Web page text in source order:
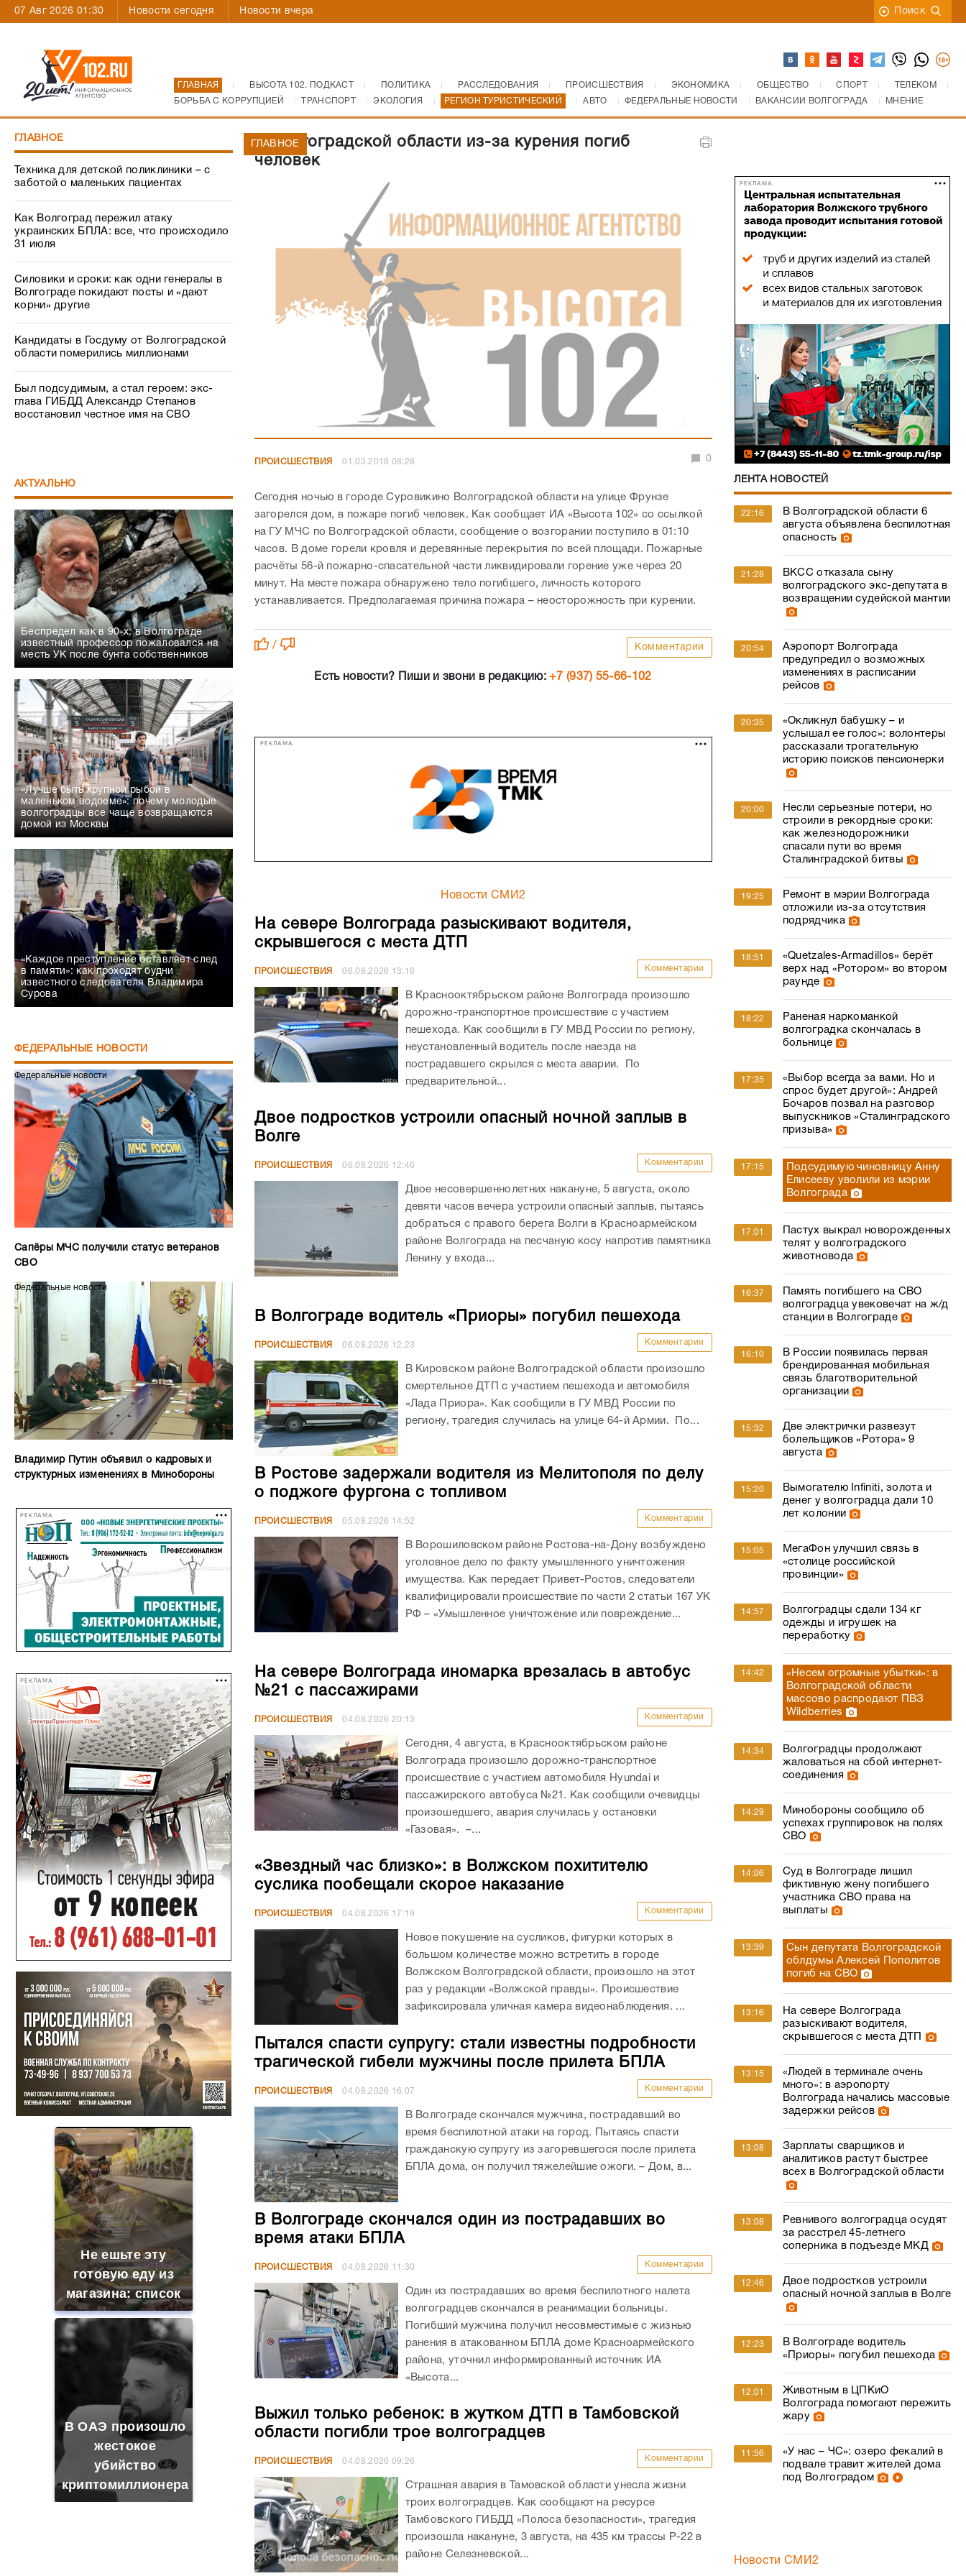
07 Авг 2026 01:30 Новости сегодня Новости вчера Поиск
ГЛАВНАЯ ВЫСОТА 102. ПОДКАСТ ПОЛИТИКА РАССЛЕДОВАНИЯ ПРОИСШЕСТВИЯ ЭКОНОМИКА ОБЩЕСТВО СПОРТ
ТЕЛЕКОМ
БОРЬБА С КОРРУПЦИЕЙ
ТРАНСПОРТ ЭКОЛОГИЯ РЕГИОН ТУРИСТИЧЕСКИЙ АВТО ФЕДЕРАЛЬНЫЕ НОВОСТИ ВАКАНСИИ ВОЛГОГРАДА МНЕНИЕ
ГЛАВНОЕ
Техника для детской поликлиники – с
заботой о маленьких пациентах
Как Волгоград пережил атаку
украинских БПЛА: все, что происходило
31 июля
Силовики и сроки: как одни генералы в
Волгограде покидают посты и «дают
корни» другие
Кандидаты в Госдуму от Волгоградской
области померились миллионами
Был подсудимым, а стал героем: экс-
глава ГИБДД Александр Степанов
восстановил честное имя на СВО
АКТУАЛЬНО
Беспредел как в 90-х: в Волгограде
известный профессор пожаловался на
месть УК после бунта собственников
«Лучше быть крупной рыбой в
маленьком водоеме»: почему молодые
волгоградцы все чаще возвращаются
домой из Москвы
«Каждое преступление оставляет след
в памяти»: как проходят будни
известного следователя Владимира
Сурова
ФЕДЕРАЛЬНЫЕ НОВОСТИ
Федеральные новости
Сапёры МЧС получили статус ветеранов
СВО
Федеральные новости
Владимир Путин объявил о кадровых и
структурных изменениях в Минобороны
РЕКЛАМА
РЕКЛАМА
Не ешьте эту
готовую еду из
магазина: список
В ОАЭ произошло
жестокое
убийство
криптомиллионера
В Волгоградской области из-за курения погиб
человек
ГЛАВНОЕ
ПРОИСШЕСТВИЯ 01.03.2018 08:28 0
Сегодня ночью в городе Суровикино Волгоградской области на улице Фрунзе
загорелся дом, в пожаре погиб человек. Как сообщает ИА «Высота 102» со ссылкой
на ГУ МЧС по Волгоградской области, сообщение о возгорании поступило в 01:10
часов. В доме горели кровля и деревянные перекрытия по всей площади. Пожарные
расчёты 56-й пожарно-спасательной части ликвидировали горение уже через 20
минут. На месте пожара обнаружено тело погибшего, личность которого
устанавливается. Предполагаемая причина пожара – неосторожность при курении.
/ Комментарии
Есть новости? Пиши и звони в редакцию:+7 (937) 55-66-102
РЕКЛАМА
Новости СМИ2
На севере Волгограда разыскивают водителя,
скрывшегося с места ДТП
ПРОИСШЕСТВИЯ 06.08.2026 13:16 Комментарии
В Краснооктябрьском районе Волгограда произошло
дорожно-транспортное происшествие с участием
пешехода. Как сообщили в ГУ МВД России по региону,
неустановленный водитель после наезда на
пострадавшего скрылся с места аварии. По
предварительной...
Двое подростков устроили опасный ночной заплыв в
Волге
ПРОИСШЕСТВИЯ 06.08.2026 12:46 Комментарии
Двое несовершеннолетних накануне, 5 августа, около
девяти часов вечера устроили опасный заплыв, пытаясь
добраться с правого берега Волги в Красноармейском
районе Волгограда на песчаную косу напротив памятника
Ленину у входа...
В Волгограде водитель «Приоры» погубил пешехода
ПРОИСШЕСТВИЯ 06.08.2026 12:23 Комментарии
В Кировском районе Волгоградской области произошло
смертельное ДТП с участием пешехода и автомобиля
«Лада Приора». Как сообщили в ГУ МВД России по
региону, трагедия случилась на улице 64-й Армии. По...
В Ростове задержали водителя из Мелитополя по делу
о поджоге фургона с топливом
ПРОИСШЕСТВИЯ 05.08.2026 14:52 Комментарии
В Ворошиловском районе Ростова-на-Дону возбуждено
уголовное дело по факту умышленного уничтожения
имущества. Как передает Привет-Ростов, следователи
квалифицировали происшествие по части 2 статьи 167 УК
РФ – «Умышленное уничтожение или повреждение...
На севере Волгограда иномарка врезалась в автобус
№21 с пассажирами
ПРОИСШЕСТВИЯ 04.08.2026 20:13 Комментарии
Сегодня, 4 августа, в Краснооктябрьском районе
Волгограда произошло дорожно-транспортное
происшествие с участием автомобиля Hyundai и
пассажирского автобуса №21. Как сообщили очевидцы
произошедшего, авария случилась у остановки
«Газовая». –...
«Звездный час близко»: в Волжском похитителю
суслика пообещали скорое наказание
ПРОИСШЕСТВИЯ 04.08.2026 17:19 Комментарии
Новое покушение на сусликов, фигурки которых в
большом количестве можно встретить в городе
Волжском Волгоградской области, произошло на этот
раз у редакции «Волжской правды». Происшествие
зафиксировала уличная камера видеонаблюдения. ...
Пытался спасти супругу: стали известны подробности
трагической гибели мужчины после прилета БПЛА
ПРОИСШЕСТВИЯ 04.08.2026 16:07 Комментарии
В Волгограде скончался мужчина, пострадавший во
время беспилотной атаки на город. Пытаясь спасти
гражданскую супругу из загоревшегося после прилета
БПЛА дома, он получил тяжелейшие ожоги. – Дом, в...
В Волгограде скончался один из пострадавших во
время атаки БПЛА
ПРОИСШЕСТВИЯ 04.08.2026 11:30 Комментарии
Один из пострадавших во время беспилотного налета
волгоградцев скончался в реанимации больницы.
Погибший мужчина получил несовместимые с жизнью
ранения в атакованном БПЛА доме Красноармейского
района, уточнил информированный источник ИА
«Высота...
Выжил только ребенок: в жутком ДТП в Тамбовской
области погибли трое волгоградцев
ПРОИСШЕСТВИЯ 04.08.2026 09:26 Комментарии
Страшная авария в Тамовской области унесла жизни
троих волгоградцев. Как сообщают на ресурсе
Тамбовского ГИБДД «Полоса безопасности», трагедия
произошла накануне, 3 августа, на 435 км трассы Р-22 в
районе Селезневской...
РЕКЛАМА
ЛЕНТА НОВОСТЕЙ
22:16
В Волгоградской области 6
августа объявлена беспилотная
опасность
21:28
ВКСС отказала сыну
волгоградского экс-депутата в
возвращении судейской мантии
20:54
Аэропорт Волгограда
предупредил о возможных
изменениях в расписании
рейсов
20:35
«Окликнул бабушку – и
услышал ее голос»: волонтеры
рассказали трогательную
историю поисков пенсионерки
20:00
Несли серьезные потери, но
строили в рекордные сроки:
как железнодорожники
спасали пути во время
Сталинградской битвы
19:25
Ремонт в мэрии Волгограда
отложили из-за отсутствия
подрядчика
18:51
«Quetzales‑Armadillos» берёт
верх над «Ротором» во втором
раунде
18:22
Раненая наркоманкой
волгоградка скончалась в
больнице
17:35
«Выбор всегда за вами. Но и
спрос будет другой»: Андрей
Бочаров позвал на разговор
выпускников «Сталинградского
призыва»
17:15
Подсудимую чиновницу Анну
Елисееву уволили из мэрии
Волгограда
17:01
Пастух выкрал новорожденных
телят у волгоградского
животновода
16:37
Память погибшего на СВО
волгоградца увековечат на ж/д
станции в Волгограде
16:10
В России появилась первая
брендированная мобильная
связь благотворительной
организации
15:32
Две электрички развезут
болельщиков «Ротора» 9
августа
15:20
Вымогателю Infiniti, золота и
денег у волгоградца дали 10
лет колонии
15:05
МегаФон улучшил связь в
«столице российской
провинции»
14:57
Волгоградцы сдали 134 кг
одежды и игрушек на
переработку
14:42
«Несем огромные убытки»: в
Волгоградской области
массово распродают ПВЗ
Wildberries
14:34
Волгоградцы продолжают
жаловаться на сбой интернет-
соединения
14:29
Минобороны сообщило об
успехах группировок на полях
СВО
14:06
Суд в Волгограде лишил
фиктивную жену погибшего
участника СВО права на
выплаты
13:39
Сын депутата Волгоградской
облдумы Алексей Пополитов
погиб на СВО
13:16
На севере Волгограда
разыскивают водителя,
скрывшегося с места ДТП
13:15
«Людей в терминале очень
много»: в аэропорту
Волгограда начались массовые
задержки рейсов
13:08
Зарплаты сварщиков и
аналитиков растут быстрее
всех в Волгоградской области
13:08
Ревнивого волгоградца осудят
за расстрел 45-летнего
соперника в подъезде МКД
12:46
Двое подростков устроили
опасный ночной заплыв в Волге
12:23
В Волгограде водитель
«Приоры» погубил пешехода
12:01
Животным в ЦПКиО
Волгограда помогают пережить
жару
11:56
«У нас – ЧС»: озеро фекалий в
подвале травит жителей дома
под Волгоградом
Новости СМИ2